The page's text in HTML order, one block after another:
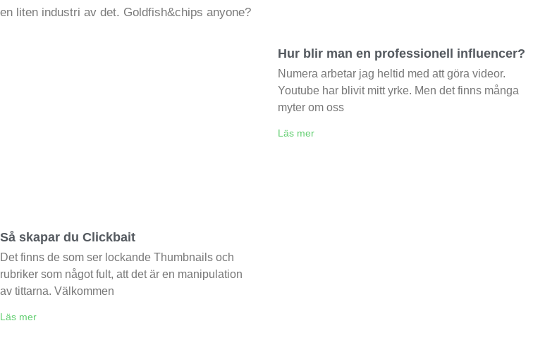
en liten industri av det. Goldfish&chips anyone?
Så skapar du Clickbait
Det finns de som ser lockande Thumbnails och
rubriker som något fult, att det är en manipulation
av tittarna. Välkommen
Läs mer
Hur blir man en professionell influencer?
Numera arbetar jag heltid med att göra videor.
Youtube har blivit mitt yrke. Men det finns många
myter om oss
Läs mer